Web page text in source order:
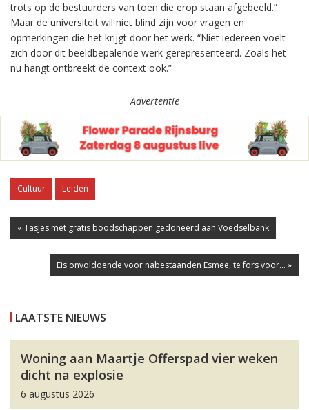
trots op de bestuurders van toen die erop staan afgebeeld.”
Maar de universiteit wil niet blind zijn voor vragen en
opmerkingen die het krijgt door het werk. “Niet iedereen voelt
zich door dit beeldbepalende werk gerepresenteerd. Zoals het
nu hangt ontbreekt de context ook.”
Advertentie
Cultuur Leiden
« Tasjes met gratis boodschappen gedoneerd aan Voedselbank
Eis onvoldoende voor nabestaanden Esmee, te fors voor... »
LAATSTE NIEUWS
Woning aan Maartje Offerspad vier weken
dicht na explosie
6 augustus 2026